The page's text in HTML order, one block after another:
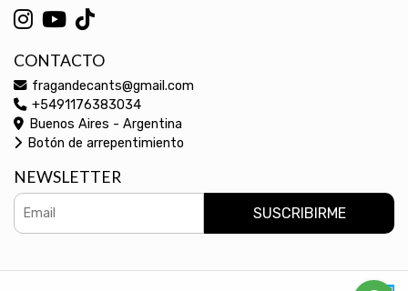
CONTACTO
fragandecants@gmail.com
+5491176383034
Buenos Aires - Argentina
Botón de arrepentimiento
NEWSLETTER
SUSCRIBIRME